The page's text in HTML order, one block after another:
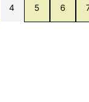
4 5 6